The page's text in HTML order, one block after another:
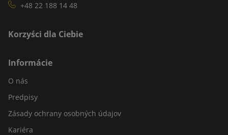
+48 22 188 14 48
Korzyści dla Ciebie
Informácie
O nás
Predpisy
Zásady ochrany osobných údajov
Kariéra